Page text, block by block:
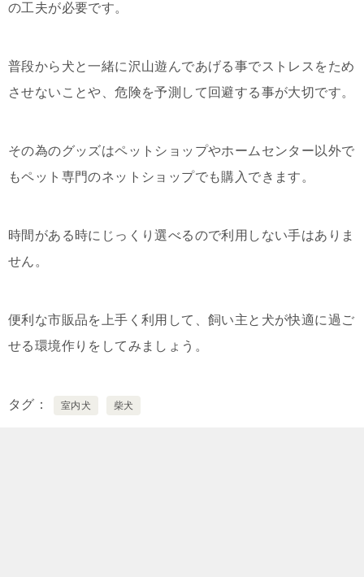
の工夫が必要です。
普段から犬と一緒に沢山遊んであげる事でストレスをため
させないことや、危険を予測して回避する事が大切です。
その為のグッズはペットショップやホームセンター以外で
もペット専門のネットショップでも購入できます。
時間がある時にじっくり選べるので利用しない手はありま
せん。
便利な市販品を上手く利用して、飼い主と犬が快適に過ご
せる環境作りをしてみましょう。
タグ 室内犬 柴犬